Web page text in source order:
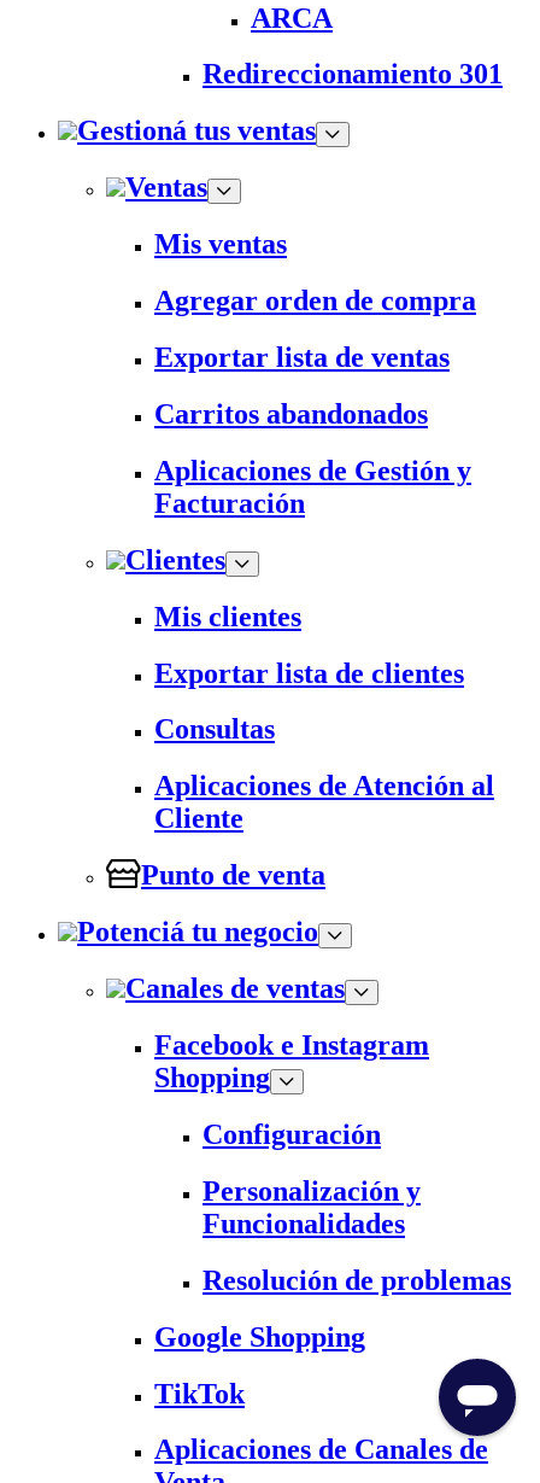
ARCA
Redireccionamiento 301
Gestioná tus ventas
Ventas
Mis ventas
Agregar orden de compra
Exportar lista de ventas
Carritos abandonados
Aplicaciones de Gestión y
Facturación
Clientes
Mis clientes
Exportar lista de clientes
Consultas
Aplicaciones de Atención al
Cliente
Punto de venta
Potenciá tu negocio
Canales de ventas
Facebook e Instagram
Shopping
Configuración
Personalización y
Funcionalidades
Resolución de problemas
Google Shopping
TikTok
Aplicaciones de Canales de